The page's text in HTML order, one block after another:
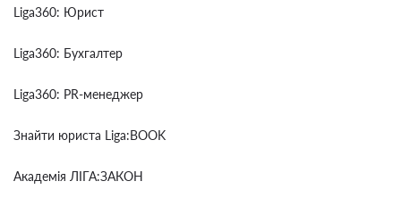
Liga360: Юрист
Liga360: Бухгалтер
Liga360: PR-менеджер
Знайти юриста Liga:BOOK
Академія ЛІГА:ЗАКОН